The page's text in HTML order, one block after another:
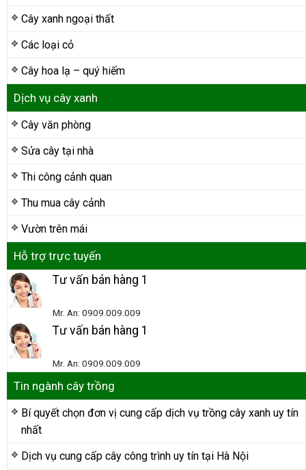
Cây xanh ngoại thất
Các loại cỏ
Cây hoa lạ – quý hiếm
Dịch vụ cây xanh
Cây văn phòng
Sửa cây tại nhà
Thi công cảnh quan
Thu mua cây cảnh
Vườn trên mái
Hỗ trợ trực tuyến
Tư vấn bán hàng 1
Mr. An: 0909.009.009
Tư vấn bán hàng 1
Mr. An: 0909.009.009
Tin ngành cây trồng
Bí quyết chọn đơn vị cung cấp dịch vụ trồng cây xanh uy tín
nhất
Dịch vụ cung cấp cây công trình uy tín tại Hà Nội